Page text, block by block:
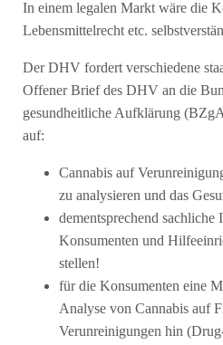
In einem legalen Markt wäre die
Lebensmittelrecht etc.
Der DHV fordert verschiedene
Offener Brief des DHV an die
gesundheitliche Aufklärung
auf:
Cannabis auf
zu analysieren und das
dementsprechend
Konsumenten und
stellen!
für die Konsumenten eine
Analyse von Cannabis auf
Verunreinigungen hin